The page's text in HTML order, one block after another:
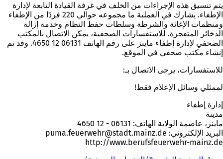
يتم تنسيق هذه الإجراءات من الخلف في غرفة القيادة التابعة لإدارة
الإطفاء. يشارك في العملية ما مجموعه حوالي 220 فردًا من الإطفاء
ومنظمات الإغاثة والشرطة وسلطات حفظ النظام وخدمة إزالة
الذخائر المتفجرة. للاستفسارات الصحفية، يمكن الاتصال بالمكتب
الصحفي لإدارة إطفاء ماينز على رقم الهاتف 06131 12 4650. وقد تم
إنشاء مكتب صحفي في الموقع.
للاستفسارات، يرجى الاتصال بـ:
لممثلي وسائل الإعلام فقط!
إدارة إطفاء
مدينة
ماينز، عاصمة الولاية الهاتف: 06131 - 12 4650
البريد الإلكتروني:
puma.feuerwehr stadt.mainz de
http://www.berufsfeuerwehr-mainz.de
أنت